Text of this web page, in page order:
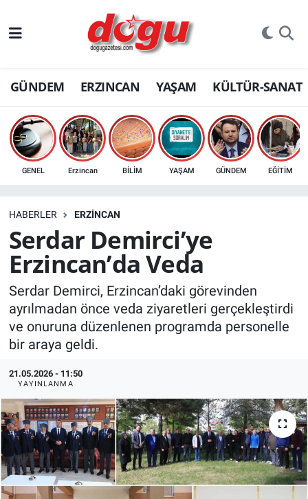
GÜNDEM ERZINCAN YAŞAM KÜLTÜR-SANAT
GENEL Erzincan BİLİM YAŞAM GÜNDEM EĞİTİM
HABERLER ERZINCAN
Serdar Demirci’ye
Erzincan’da Veda
Serdar Demirci, Erzincan’daki görevinden
ayrılmadan önce veda ziyaretleri gerçekleştirdi
ve onuruna düzenlenen programda personelle
bir araya geldi.
21.05.2026 - 11:50
YAYINLANMA
ERZINCAN
GÜNDEM
ERZİNCAN FOTOĞRAFLARI
SAĞLIK
EKONOMİ
Bilim, teknoloji
GENEL
KÜLTÜR-SANAT
Yerel Haber
Politika
SPOR
YAŞAM